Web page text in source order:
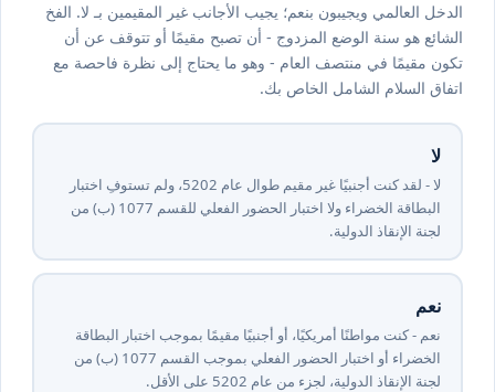
الدخل العالمي ويجيبون بنعم؛ يجيب الأجانب غير المقيمين بـ لا. الفخ
الشائع هو سنة الوضع المزدوج - أن تصبح مقيمًا أو تتوقف عن أن
تكون مقيمًا في منتصف العام - وهو ما يحتاج إلى نظرة فاحصة مع
اتفاق السلام الشامل الخاص بك.
لا
لا - لقد كنت أجنبيًا غير مقيم طوال عام ⁦2025⁩، ولم تستوفِ اختبار
البطاقة الخضراء ولا اختبار الحضور الفعلي للقسم ⁦7701⁩ (ب) من
لجنة الإنقاذ الدولية.
نعم
نعم - كنت مواطنًا أمريكيًا، أو أجنبيًا مقيمًا بموجب اختبار البطاقة
الخضراء أو اختبار الحضور الفعلي بموجب القسم ⁦7701⁩ (ب) من
لجنة الإنقاذ الدولية، لجزء من عام ⁦2025⁩ على الأقل.